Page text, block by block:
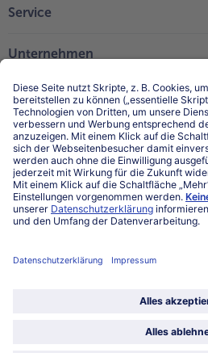
Service
Unternehmen
Über uns
Land / Sprache wählen